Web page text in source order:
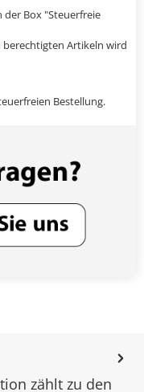
der Box "Steuerfreie
Artikeln wird
Bestellung.
zählt zu den